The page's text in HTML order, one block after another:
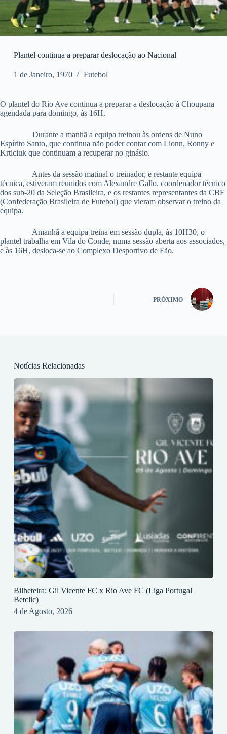
Plantel continua a preparar deslocação ao Nacional
1 de Janeiro, 1970 Futebol
O plantel do Rio Ave continua a preparar a deslocação à Choupana
agendada para domingo, às 16H.
Durante a manhã a equipa treinou às ordens de Nuno
Espírito Santo, que continua não poder contar com Lionn, Ronny e
Krticiuk que continuam a recuperar no ginásio.
Antes da sessão matinal o treinador, e restante equipa
técnica, estiveram reunidos com Alexandre Gallo, coordenador técnico
dos sub-20 da Seleção Brasileira, e os restantes representantes da CBF
(Confederação Brasileira de Futebol) que vieram observar o treino da
equipa.
Amanhã a equipa treina em sessão dupla, às 10H30, o
plantel trabalha em Vila do Conde, numa sessão aberta aos associados,
e às 16H, desloca-se ao Complexo Desportivo de Fão.
PRÓXIMO
Notícias Relacionadas
Bilheteira: Gil Vicente FC x Rio Ave FC (Liga Portugal
Betclic)
4 de Agosto, 2026